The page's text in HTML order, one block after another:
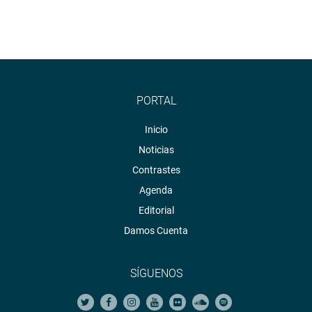
reconocimiento a los miembros del Ejército de Ángeles de
es muy noble y debe ser
políticas legislativas viene cumpliendo con el sector
la ceremonia de reconocimiento a personalidades que
distrito de Huaura. Estuvo acompañada de sus colegas
PORTAL
Inicio
Noticias
Contrastes
Agenda
Editorial
Damos Cuenta
SÍGUENOS